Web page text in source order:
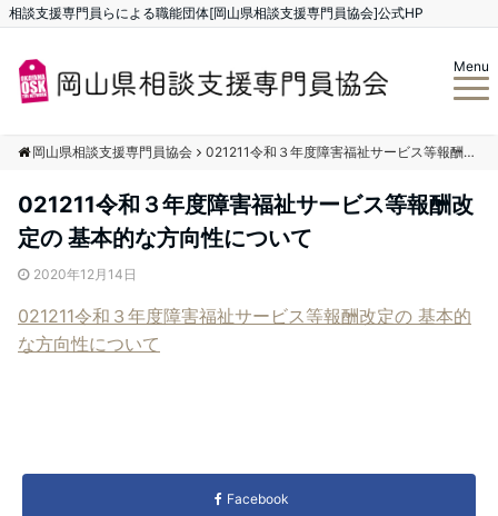
相談支援専門員らによる職能団体[岡山県相談支援専門員協会]公式HP
Menu
岡山県相談支援専門員協会 021211令和３年度障害福祉サービス等報酬改定の 基本的な方向性について
021211令和３年度障害福祉サービス等報酬改
定の 基本的な方向性について
2020年12月14日
021211令和３年度障害福祉サービス等報酬改定の 基本的
な方向性について
Facebook